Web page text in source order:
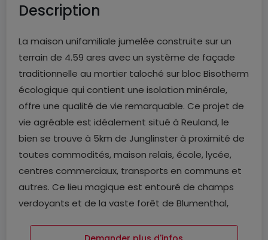
Description
La maison unifamiliale jumelée construite sur un
terrain de 4.59 ares avec un système de façade
traditionnelle au mortier taloché sur bloc Bisotherm
écologique qui contient une isolation minérale,
offre une qualité de vie remarquable. Ce projet de
vie agréable est idéalement situé à Reuland, le
bien se trouve à 5km de Junglinster à proximité de
toutes commodités, maison relais, école, lycée,
centres commerciaux, transports en communs et
autres. Ce lieu magique est entouré de champs
verdoyants et de la vaste forêt de Blumenthal,
amateurs de sports de plein air, les randonneurs et